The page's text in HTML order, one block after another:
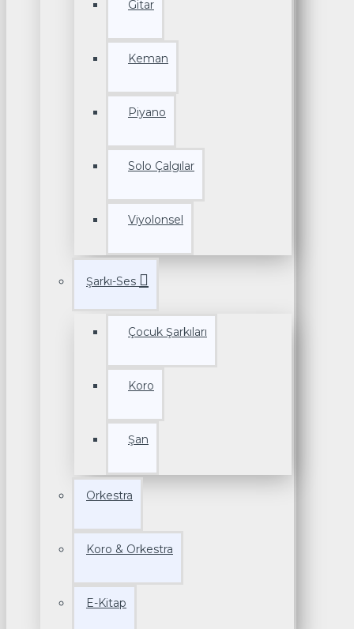
Gitar
Keman
Piyano
Solo Çalgılar
Viyolonsel
Şarkı-Ses
Çocuk Şarkıları
Koro
Şan
Orkestra
Koro & Orkestra
E-Kitap